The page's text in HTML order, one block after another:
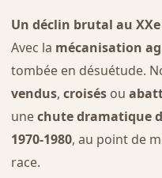
Un déclin brutal au XXe
Avec la mécanisation
tombée en désuétude.
vendus, croisésou
unechute dramatique
1970-1980, au point de
race.